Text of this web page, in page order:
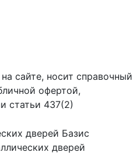
сайте, носит справочный
офертой,
статьи 437(2)
дверей